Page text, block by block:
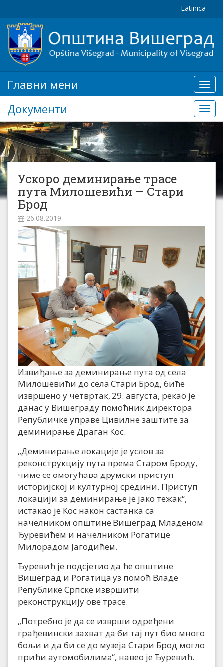
Latinica
мени
Главни мени
Документи
Ускоро деминирање трасе
пута Милошевићи – Стари
Брод
26.08.2019.
Извиђање за деминирање пута од села
Милошевићи до села Стари Брод, биће
извршено у четвртак, 29. августа, рекао је
данас у Вишеграду помоћник директора
Републичке управе Цивилне заштите за
деминирање Драган Кос.
„Деминирање локације је услов за
реконструкцију пута према Старом Броду,
чиме се омогућава друмски приступ
историјској и културној средини. Приступ
локацији за деминирање је јако тежак“,
истакао је Кос након састанка са
начелником општине Вишеград Младеном
Ђуревићем и начелником Рогатице
Милорадом Јагодићем.
Ђуревић је подсјетио да ће општине
Вишеград и Рогатица уз помоћ Владе
Републике Српске извршити
реконструкцију ове трасе.
„Потребно је да се изврши одређени
грађевински захват да би тај пут био много
бољи и да би се до музеја Стари Брод могло
прићи аутомобилима“, навео је Ђуревић.